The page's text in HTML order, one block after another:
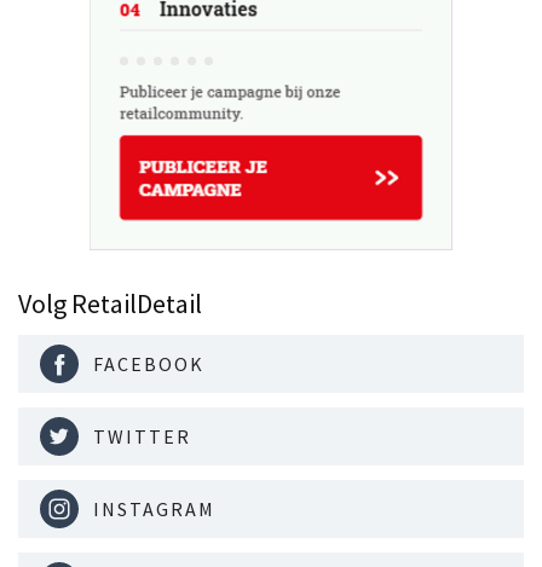
Volg RetailDetail
FACEBOOK
TWITTER
INSTAGRAM